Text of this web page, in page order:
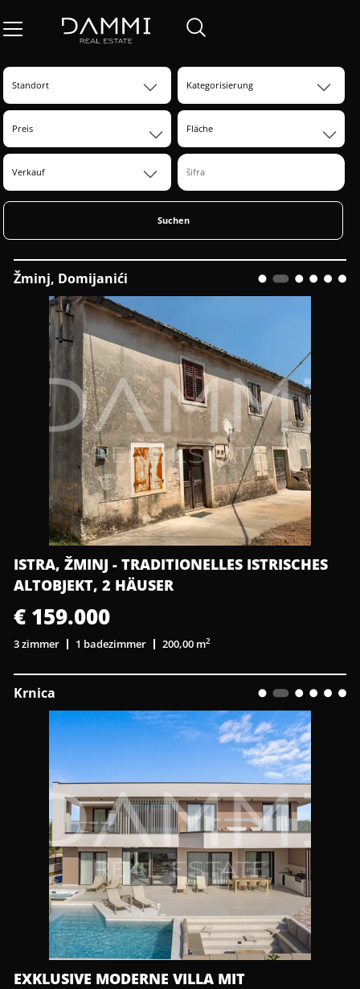
Preis Fläche
Suchen
Žminj, Domijanići
ISTRA, ŽMINJ - TRADITIONELLES ISTRISCHES
ALTOBJEKT, 2 HÄUSER
€ 159.000
3 zimmer 1 badezimmer 200,00 m2
Krnica
EXKLUSIVE MODERNE VILLA MIT